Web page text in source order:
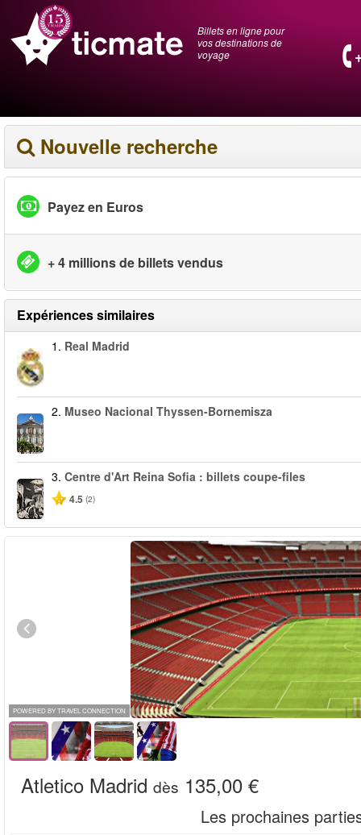
Billets en ligne pour
vos destinations de
voyage
Nouvelle recherche
Payez en Euros
+ 4 millions de billets vendus
Expériences similaires
1. Real Madrid
2. Museo Nacional Thyssen-Bornemisza
3. Centre d'Art Reina Sofia : billets coupe-files
4.5 (2)
POWERED BY TRAVEL CONNECTION
Atletico Madrid dès 135,00 €
Les prochaines